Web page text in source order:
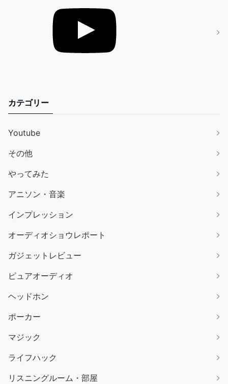
カテゴリー
Youtube
その他
やってみた
アニソン・音楽
インプレッション
オーディオショウレポート
ガジェットレビュー
ピュアオーディオ
ヘッドホン
ポーカー
マジック
ライフハック
リスニングルーム・部屋